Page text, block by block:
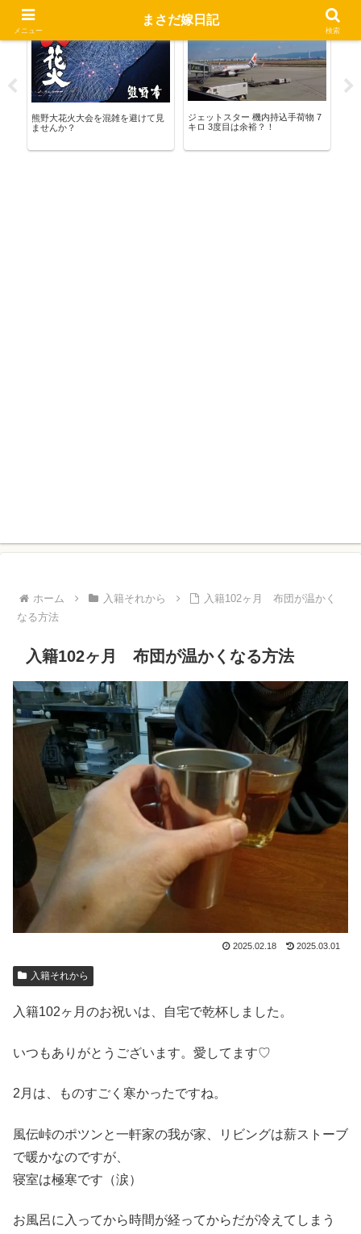
熊野大花火大会を混雑を避けて見
ませんか？
お出かけ
ジェットスター 機内持込手荷物 7
キロ 3度目は余裕？！
ホーム 入籍それから
入籍102ヶ月 布団が温かく
なる方法
入籍102ヶ月 布団が温かくなる方法
2025.02.18 2025.03.01
入籍それから
入籍102ヶ月のお祝いは、自宅で乾杯しました。
いつもありがとうございます。愛してます♡
2月は、ものすごく寒かったですね。
風伝峠のポツンと一軒家の我が家、リビングは薪ストーブ
で暖かなのですが、
寝室は極寒です（涙）
お風呂に入ってから時間が経ってからだが冷えてしまう
メニュー
まさだ嫁日記
検索